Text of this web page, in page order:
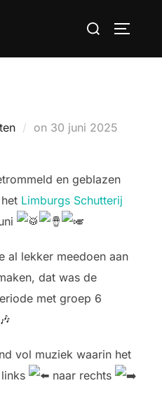
Zoek
on Geplaatst
30 juni 2025
en geblazen
Limburgs Schutterij
al lekker meedoen aan
dat was de
met groep 6
vol muziek waarin het
naar rechts